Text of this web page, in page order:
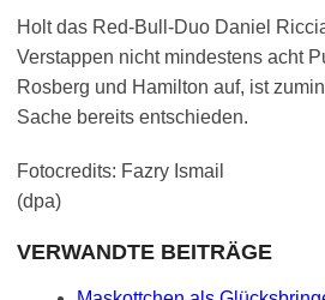
Holt das Red-Bull-Duo Daniel
Verstappen nicht mindestens acht
Rosberg und Hamilton auf, ist
Sache bereits entschieden.
Fotocredits: Fazry Ismail
(dpa)
VERWANDTE BEITRÄGE